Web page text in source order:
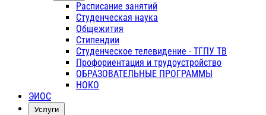
Расписание занятий
Студенческая наука
Общежития
Стипендии
Студенческое телевидение - ТГПУ ТВ
Профориентация и трудоустройство
ОБРАЗОВАТЕЛЬНЫЕ ПРОГРАММЫ
НОКО
ЭИОС
Услуги